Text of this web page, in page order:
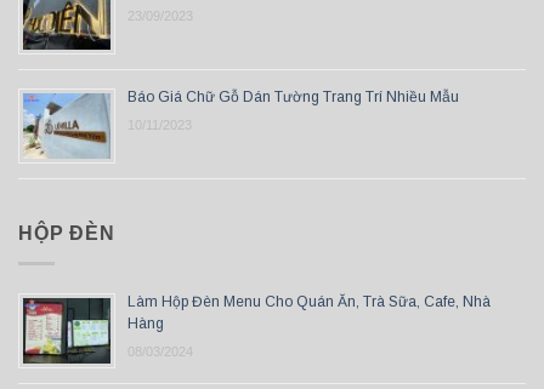
23/09/2023
Báo Giá Chữ Gỗ Dán Tường Trang Trí Nhiều Mẫu
10/11/2023
HỘP ĐÈN
Làm Hộp Đèn Menu Cho Quán Ăn, Trà Sữa, Cafe, Nhà
Hàng
08/03/2024